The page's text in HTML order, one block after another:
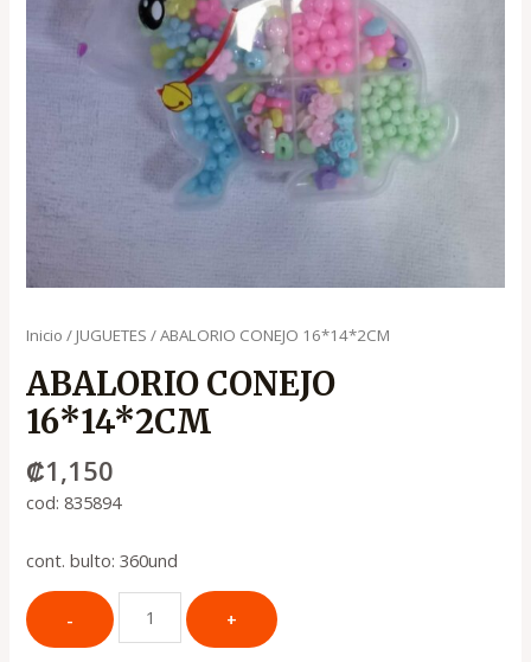
Inicio / JUGUETES / ABALORIO CONEJO 16*14*2CM
ABALORIO CONEJO
16*14*2CM
₡1,150
cod: 835894
cont. bulto: 360und